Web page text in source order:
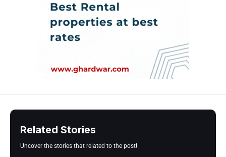
Related Stories
Uncover the stories that related to the post!